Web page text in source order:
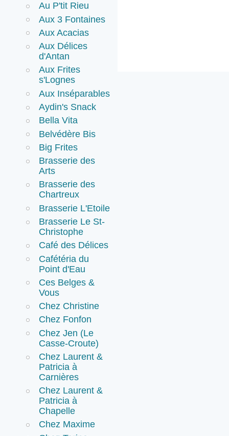
Au P'tit Rieu
Aux 3 Fontaines
Aux Acacias
Aux Délices
d'Antan
Aux Frites
s'Lognes
Aux Inséparables
Aydin's Snack
Bella Vita
Belvédère Bis
Big Frites
Brasserie des
Arts
Brasserie des
Chartreux
Brasserie L'Etoile
Brasserie Le St-
Christophe
Café des Délices
Cafétéria du
Point d'Eau
Ces Belges &
Vous
Chez Christine
Chez Fonfon
Chez Jen (Le
Casse-Croute)
Chez Laurent &
Patricia à
Carnières
Chez Laurent &
Patricia à
Chapelle
Chez Maxime